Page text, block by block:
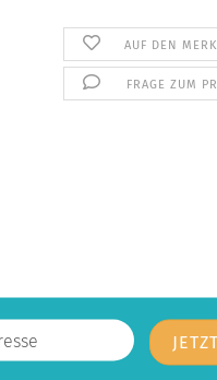
AUF DEN
FRAGE ZUM